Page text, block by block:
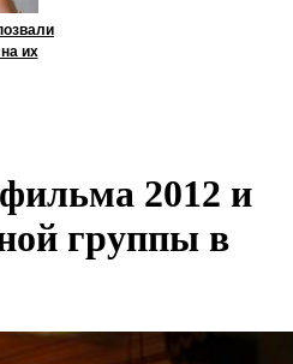
их
2012 и
группы в